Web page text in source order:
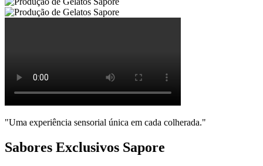
"Uma experiência sensorial única em cada colherada."
Sabores Exclusivos Sapore